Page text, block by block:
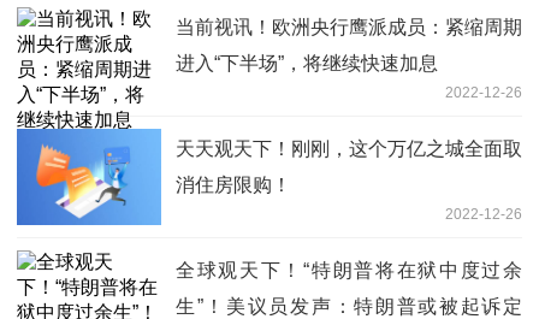
当前视讯！欧洲央行鹰派成员：紧缩周期
进入“下半场”，将继续快速加息
2022-12-26
天天观天下！刚刚，这个万亿之城全面取
消住房限购！
2022-12-26
全球观天下！“特朗普将在狱中度过余
生”！美议员发声：特朗普或被起诉定